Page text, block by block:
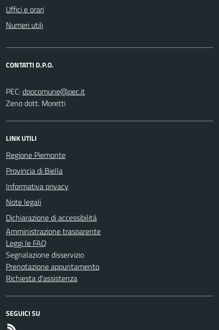
Uffici e orari
Numeri utili
CONTATTI D.P.O.
PEC:
Zeno dott. Moretti
LINK UTILI
Regione Piemonte
Provincia di Biella
Informativa privacy
Note legali
Dichiarazione di accessibilità
Amministrazione trasparente
Leggi le FAQ
Segnalazione disservizio
Prenotazione appuntamento
Richiesta d'assistenza
SEGUICI SU